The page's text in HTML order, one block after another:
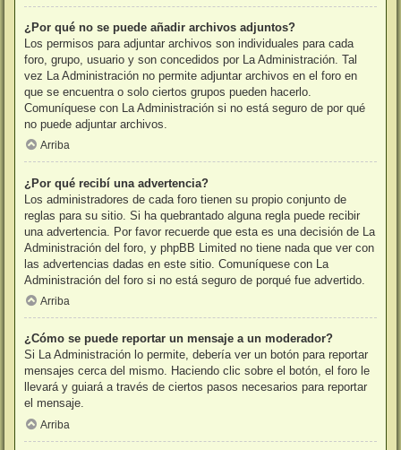
¿Por qué no se puede añadir archivos adjuntos?
Los permisos para adjuntar archivos son individuales para cada
foro, grupo, usuario y son concedidos por La Administración. Tal
vez La Administración no permite adjuntar archivos en el foro en
que se encuentra o solo ciertos grupos pueden hacerlo.
Comuníquese con La Administración si no está seguro de por qué
no puede adjuntar archivos.
Arriba
¿Por qué recibí una advertencia?
Los administradores de cada foro tienen su propio conjunto de
reglas para su sitio. Si ha quebrantado alguna regla puede recibir
una advertencia. Por favor recuerde que esta es una decisión de La
Administración del foro, y phpBB Limited no tiene nada que ver con
las advertencias dadas en este sitio. Comuníquese con La
Administración del foro si no está seguro de porqué fue advertido.
Arriba
¿Cómo se puede reportar un mensaje a un moderador?
Si La Administración lo permite, debería ver un botón para reportar
mensajes cerca del mismo. Haciendo clic sobre el botón, el foro le
llevará y guiará a través de ciertos pasos necesarios para reportar
el mensaje.
Arriba